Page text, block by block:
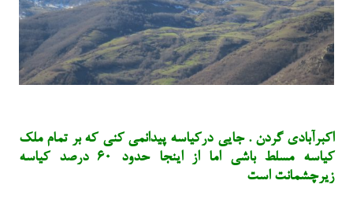
اکبرآبادی گردن . جایی درکیاسه پیدانمی کنی که بر تمام ملک
کیاسه مسلط باشی اما از اینجا حدود ۶۰ درصد کیاسه
زیرچشمانت است